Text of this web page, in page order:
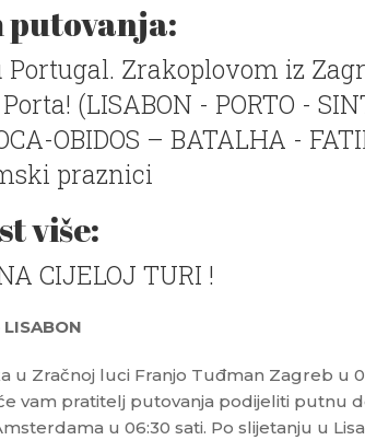
Portugal. Zrakoplovom iz
(LISABON - PORTO -
OBIDOS – BATALHA -
praznici
više:
CIJELOJ TURI !
LISABON
u Zračnoj luci Franjo Tuđman Zagreb u
vam pratitelj putovanja podijeliti putnu
u 06:30 sati. Po slijetanju u